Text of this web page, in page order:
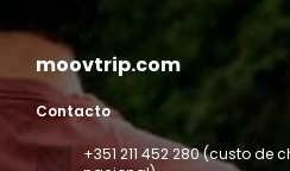
moovtrip.com
Contacto
+351 211 452 280 (custo